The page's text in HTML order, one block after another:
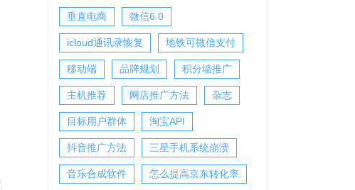
垂直电商 微信6.0
icloud通讯录恢复 地铁可微信支付
移动端 品牌规划 积分墙推广
主机推荐 网店推广方法 杂志
目标用户群体 淘宝API
抖音推广方法 三星手机系统崩溃
音乐合成软件 怎么提高京东转化率